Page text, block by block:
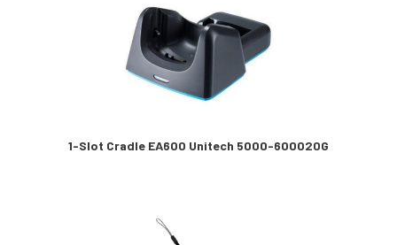
1-Slot Cradle EA600 Unitech 5000-600020G